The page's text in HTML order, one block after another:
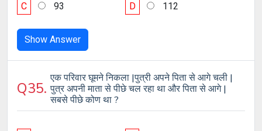
C
93 D 112
Show Answer
Q35.
एक परिवार घूमने निकला |पुत्री अपने पिता से आगे चली |
पुत्र अपनी माता से पीछे चल रहा था और पिता से आगे |
सबसे पीछे कोण था ?